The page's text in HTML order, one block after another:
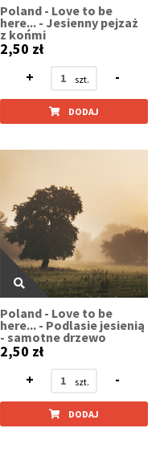
Poland - Love to be
here... - Jesienny pejzaż
z końmi
2,50 zł
+
-
DODAJ
Poland - Love to be
here... - Podlasie jesienią
- samotne drzewo
2,50 zł
+
-
DODAJ